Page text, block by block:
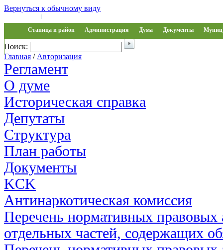
Вернуться к обычному виду
|
Станица и район Администрация Дума Документы Муниц
Обращения
Поиск:
Главная / Авторизация
Регламент
О думе
Историческая справка
Депутаты
Структура
План работы
Документы
KCK
Антинаркотическая комиссия
Перечень нормативных правовых
отдельных частей, содержащих